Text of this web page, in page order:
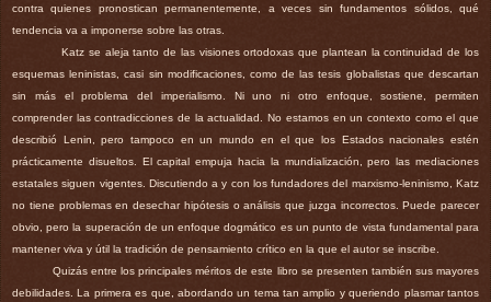
contra quienes pronostican permanentemente, a veces sin fundamentos sólidos, qué
tendencia va a imponerse sobre las otras.
Katz se aleja tanto de las visiones ortodoxas que plantean la continuidad de los
esquemas leninistas, casi sin modificaciones, como de las tesis globalistas que descartan
sin más el problema del imperialismo. Ni uno ni otro enfoque, sostiene, permiten
comprender las contradicciones de la actualidad. No estamos en un contexto como el que
describió Lenin, pero tampoco en un mundo en el que los Estados nacionales estén
prácticamente disueltos. El capital empuja hacia la mundialización, pero las mediaciones
estatales siguen vigentes. Discutiendo a y con los fundadores del marxismo-leninismo, Katz
no tiene problemas en desechar hipótesis o análisis que juzga incorrectos. Puede parecer
obvio, pero la superación de un enfoque dogmático es un punto de vista fundamental para
mantener viva y útil la tradición de pensamiento crítico en la que el autor se inscribe.
Quizás entre los principales méritos de este libro se presenten también sus mayores
debilidades. La primera es que, abordando un tema tan amplio y queriendo plasmar tantos